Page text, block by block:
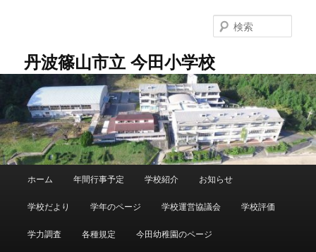
テ
ツ
へ
移
動
ン
へ
移
動
丹波篠山市立 今田小学校
索
ホーム 年間行事予定 学校紹介 お知らせ
学校だより 学年のページ 学校運営協議会 学校評価
学力調査 各種規定 今田幼稚園のページ